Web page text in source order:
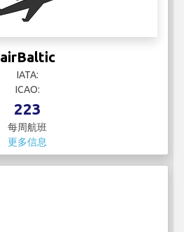
airBaltic
IATA:
ICAO:
223
每周航班
更多信息